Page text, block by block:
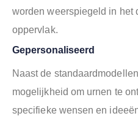
worden weerspiegeld in het
oppervlak.
Gepersonaliseerd
Naast de
mogelijkheid om urnen te
specifieke wensen en